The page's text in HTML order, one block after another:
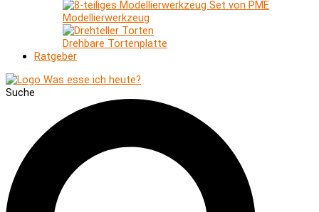
Modellierwerkzeug
Drehbare Tortenplatte
Ratgeber
Suche